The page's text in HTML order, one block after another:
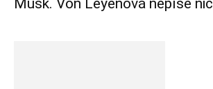
Musk. Von Leyenová nepíše nic